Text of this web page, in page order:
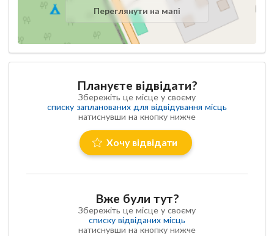
Переглянути на мапі
Плануєте відвідати?
Збережіть це місце у своєму
списку запланованих для відвідування місць
натиснувши на кнопку нижче
Хочу відвідати
Вже були тут?
Збережіть це місце у своєму
списку відвіданих місць
натиснувши на кнопку нижче